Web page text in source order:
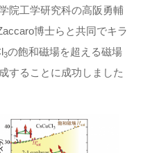
院工学研究科の高阪勇輔
博士らと共同でキラ
3の飽和磁場を超える磁場
することに成功しました